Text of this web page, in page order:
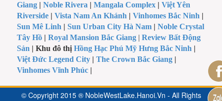
Giang |Noble Rivera |Mangala Complex |Việt Yên
Riverside |Vista Nam An Khánh |Vinhomes Bắc Ninh |
Sun Mê Linh |Sun Urban City Hà Nam | Noble Crystal
Tây Hồ |Royal Mansion Bắc Giang |Review Bất Động
Sản | Khu đô thịHồng Hạc Phú Mỹ Hưng Bắc Ninh |
Việt Đức Legend City |The Crown Bắc Giang |
Vinhomes Vĩnh Phúc |
© Copyright 2015 ® NobleWestLake.Hanoi.Vn - All Rights